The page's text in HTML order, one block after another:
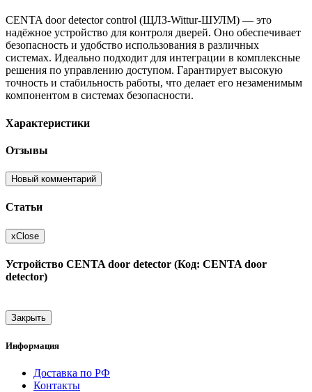
CENTA door detector control (ЩЛЗ-Wittur-ШУЛМ) — это
надёжное устройство для контроля дверей. Оно обеспечивает
безопасность и удобство использования в различных
системах. Идеально подходит для интеграции в комплексные
решения по управлению доступом. Гарантирует высокую
точность и стабильность работы, что делает его незаменимым
компонентом в системах безопасности.
Характеристики
Отзывы
Новый комментарий
Статьи
xClose
Устройство CENTA door detector (Код: CENTA door
detector)
Закрыть
Информация
Доставка по РФ
Контакты